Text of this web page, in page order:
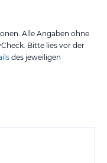
Alle Angaben ohne
Bitte lies vor der
des jeweiligen